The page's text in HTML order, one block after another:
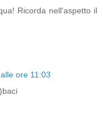
Ricorda nell'aspetto il
ore 11:03